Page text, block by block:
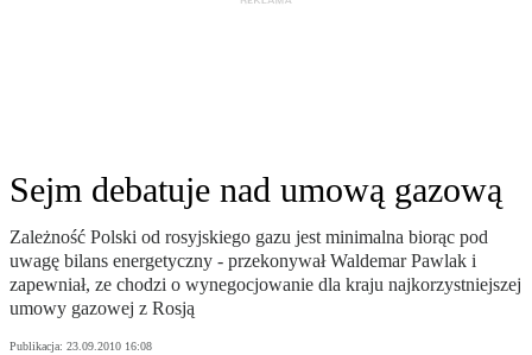
Sejm debatuje nad umową gazową
Zależność Polski od rosyjskiego gazu jest minimalna biorąc pod
uwagę bilans energetyczny - przekonywał Waldemar Pawlak i
zapewniał, ze chodzi o wynegocjowanie dla kraju najkorzystniejszej
umowy gazowej z Rosją
Publikacja: 23.09.2010 16:08